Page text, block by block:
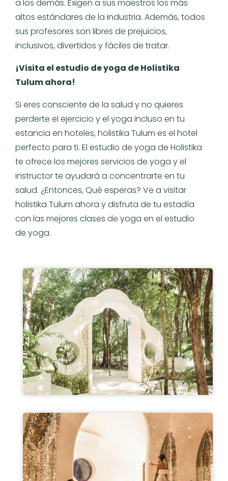
a los demás. Exigen a sus maestros los más
altos estándares de la industria. Además, todos
sus profesores son libres de prejuicios,
inclusivos, divertidos y fáciles de tratar.
¡Visita el estudio de yoga de Holistika
Tulum ahora!
Si eres consciente de la salud y no quieres
perderte el ejercicio y el yoga incluso en tu
estancia en hoteles, holistika Tulum es el hotel
perfecto para ti. El estudio de yoga de Holistika
te ofrece los mejores servicios de yoga y el
instructor te ayudará a concentrarte en tu
salud. ¿Entonces, Qué esperas? Ve a visitar
holistika Tulum ahora y disfruta de tu estadía
con las mejores clases de yoga en el estudio
de yoga.